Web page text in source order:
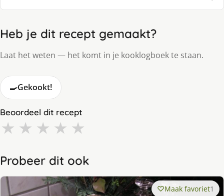
Heb je dit recept gemaakt?
Laat het weten — het komt in je kooklogboek te staan.
🍳Gekookt!
Beoordeel dit recept
★ ★ ★ ★ ★
Probeer dit ook
Maak favoriet1